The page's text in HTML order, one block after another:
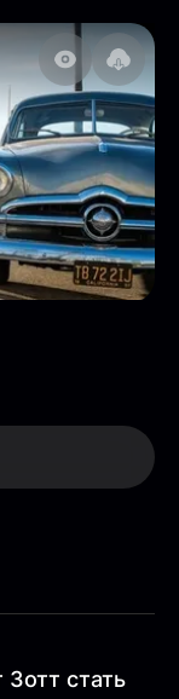
стать